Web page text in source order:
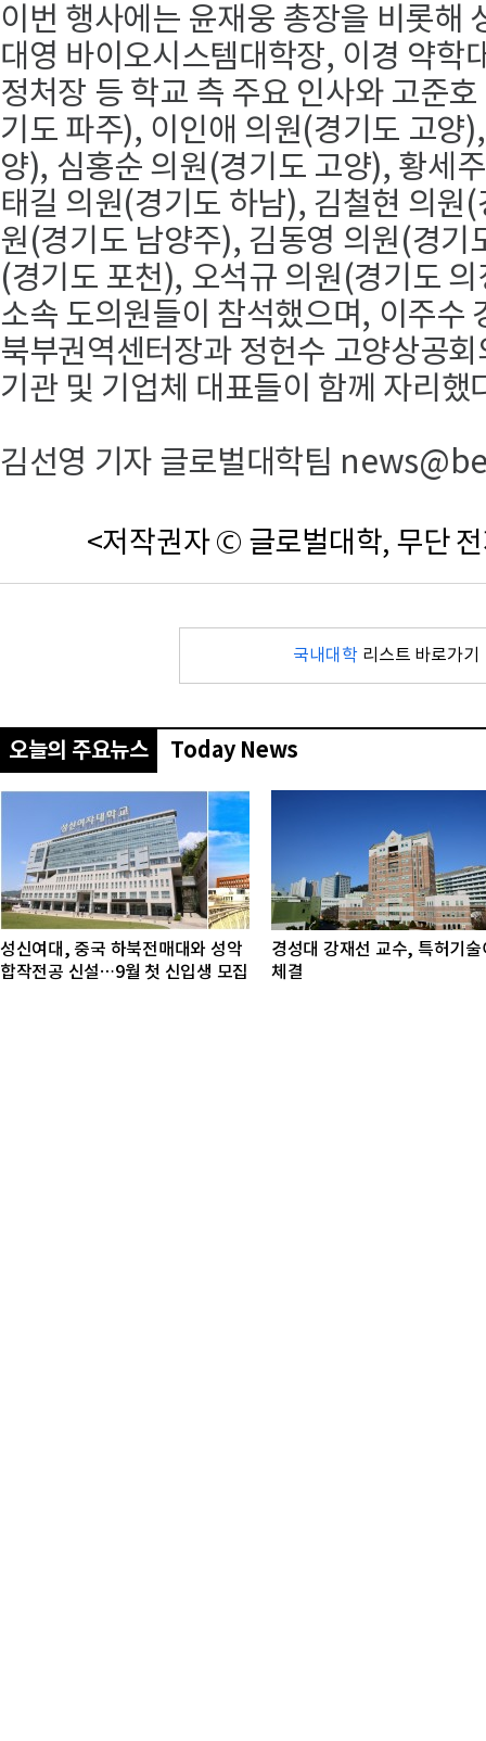
이번 행사에는 윤재웅 총장을 비롯해
대영 바이오시스템대학장, 이경 약학
정처장 등 학교 측 주요 인사와 고준
기도 파주), 이인애 의원(경기도 고양
양), 심홍순 의원(경기도 고양), 황세
태길 의원(경기도 하남), 김철현 의원
원(경기도 남양주), 김동영 의원(경기
(경기도 포천), 오석규 의원(경기도
소속 도의원들이 참석했으며, 이주수
북부권역센터장과 정헌수 고양상공
기관 및 기업체 대표들이 함께 자리했
김선영 기자 글로벌대학팀
<저작권자 © 글로벌대학, 무단
국내대학 리스트 바로가기
오늘의 주요뉴스 Today News
성신여대, 중국 하북전매대와 성악
합작전공 신설…9월 첫 신입생 모집
경성대 강재선 교수, 특허기술
체결